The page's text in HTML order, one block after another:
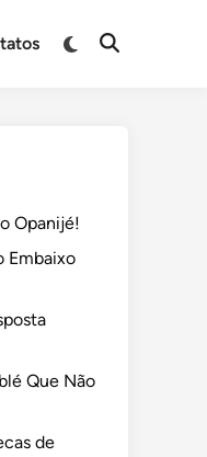
Switch
Open
Opanijé!
Embaixo
Que Não
de